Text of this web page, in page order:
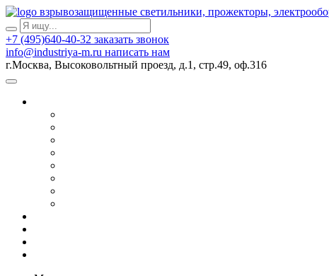
взрывозащищенные светильники, прожекторы,
+7 (495)640-40-32 заказать звонок
info@industriya-m.ru написать нам
г.Москва, Высоковольтный проезд, д.1, стр.49, оф.316